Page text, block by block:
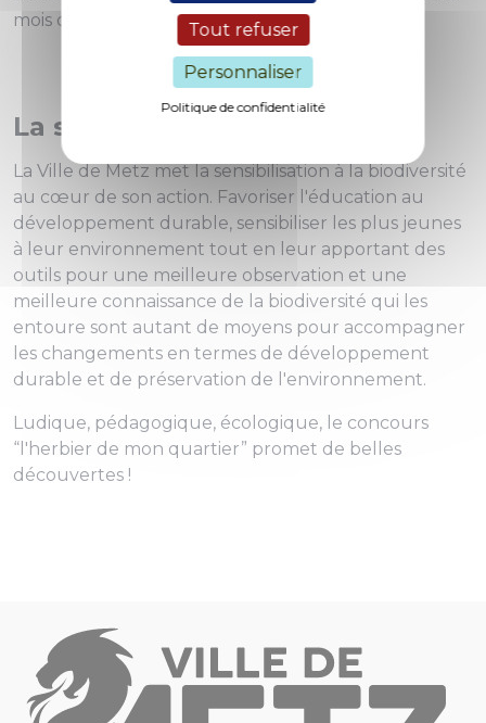
Tout refuser
Personnaliser
Politique de confidentialité
mois de juin.
La sensibilisation
La Ville de Metz met la sensibilisation à la biodiversité
au cœur de son action. Favoriser l'éducation au
développement durable, sensibiliser les plus jeunes
à leur environnement tout en leur apportant des
outils pour une meilleure observation et une
meilleure connaissance de la biodiversité qui les
entoure sont autant de moyens pour accompagner
les changements en termes de développement
durable et de préservation de l'environnement.
Ludique, pédagogique, écologique, le concours
“l'herbier de mon quartier” promet de belles
découvertes !